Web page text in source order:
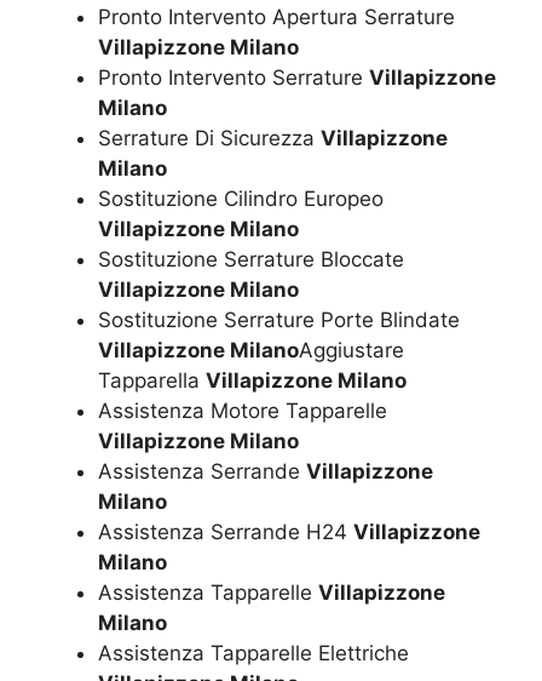
Pronto Intervento Apertura Serrature
Villapizzone Milano
Pronto Intervento Serrature Villapizzone
Milano
Serrature Di Sicurezza Villapizzone
Milano
Sostituzione Cilindro Europeo
Villapizzone Milano
Sostituzione Serrature Bloccate
Villapizzone Milano
Sostituzione Serrature Porte Blindate
Villapizzone MilanoAggiustare
Tapparella Villapizzone Milano
Assistenza Motore Tapparelle
Villapizzone Milano
Assistenza Serrande Villapizzone
Milano
Assistenza Serrande H24 Villapizzone
Milano
Assistenza Tapparelle Villapizzone
Milano
Assistenza Tapparelle Elettriche